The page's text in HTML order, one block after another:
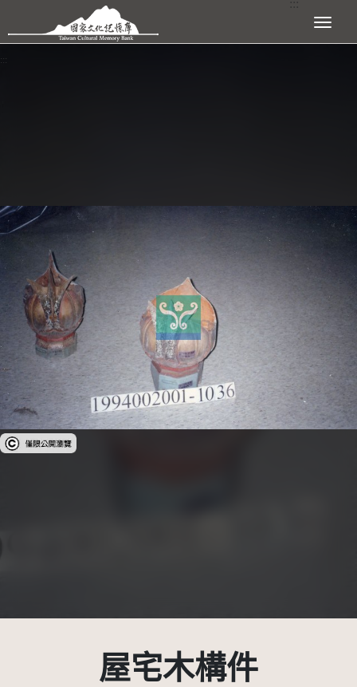
跳到主要內容區塊 展開選單
:::
受著作權法保護-僅限於本平台有限度公開瀏覽
屋宅木構件